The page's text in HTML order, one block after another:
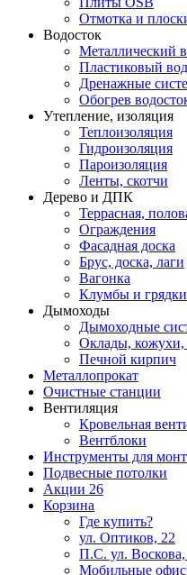
Отмотка и
Водосток
Металлический
Пластиковый
Дренажные
Обогрев
Утепление, изоляция
Теплоизоляция
Гидроизоляция
Пароизоляция
Ленты, скотчи
Дерево и ДПК
Террасная,
Ограждения
Фасадная доска
Брус, доска, лаги
Вагонка
Клумбы и грядки
Дымоходы
Дымоходные
Оклады, кожухи,
Печной кирпич
Металлопрокат
Очистные станции
Вентиляция
Кровельная
Вентблоки
Инструменты для
Подвесные потолки
Акции 26
Корзина
Где купить?
ул. Оптиков, 22
П.С. ул.
Мобильные